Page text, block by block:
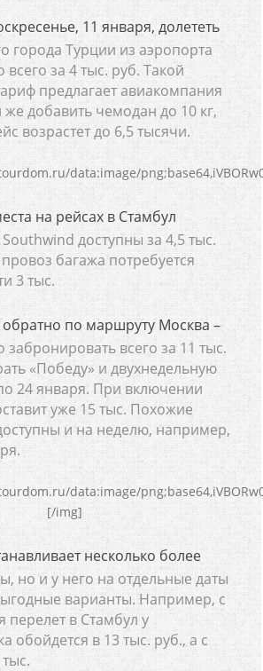
11 января, долететь
города Турции из аэропорта
за 4 тыс. руб. Такой
предлагает авиакомпания
же добавить чемодан до 10 кг,
возрастет до 6,5 тысячи.
на рейсах в Стамбул
доступны за 4,5 тыс.
багажа потребуется
3 тыс.
обратно по маршруту Москва –
всего за 11 тыс.
«Победу» и двухнедельную
24 января. При включении
уже 15 тыс. Похожие
и на неделю, например,
несколько более
но и у него на отдельные даты
варианты. Например, с
перелет в Стамбул у
обойдется в 13 тыс. руб., а с